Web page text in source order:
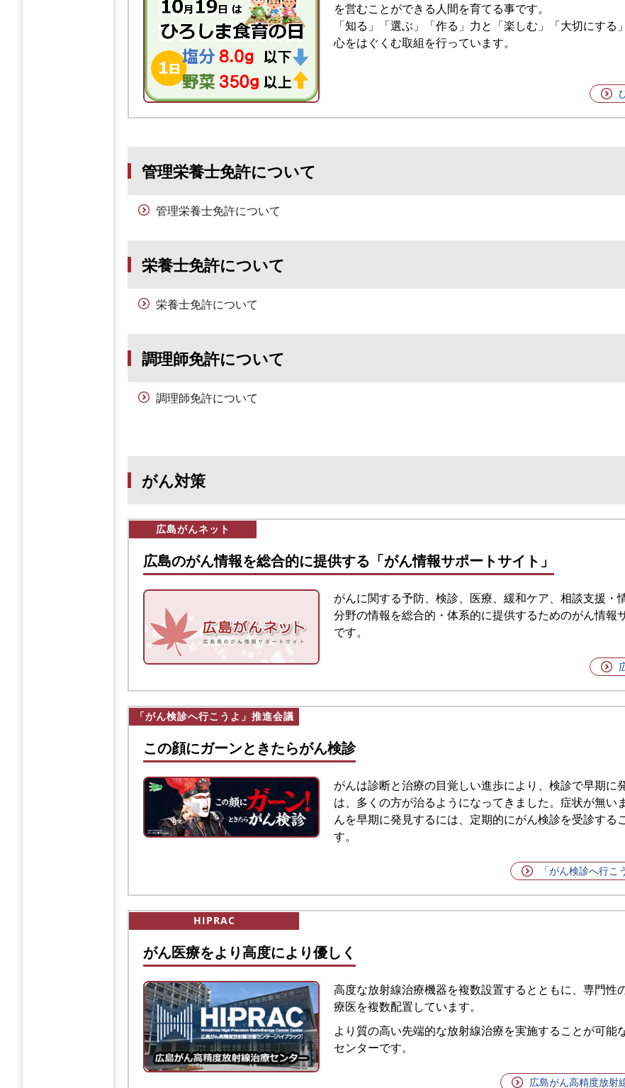
を営むことができる人間を育てる事です。
「知る」「選ぶ」「作る」力と「楽しむ」「大切にする
心をはぐくむ取組を行っています。
管理栄養士免許について
管理栄養士免許について
栄養士免許について
栄養士免許について
調理師免許について
調理師免許について
がん対策
広島がんネット
広島のがん情報を総合的に提供する「がん情報サポートサイト」
がんに関する予防、検診、医療、緩和ケア、相談支援・
分野の情報を総合的・体系的に提供するためのがん情報
です。
「がん検診へ行こうよ」推進会議
この顔にガーンときたらがん検診
がんは診断と治療の目覚しい進歩により、検診で早期に
は、多くの方が治るようになってきました。症状が無い
んを早期に発見するには、定期的にがん検診を受診する
す。
「がん検診へ行
HIPRAC
がん医療をより高度により優しく
高度な放射線治療機器を複数設置するとともに、専門性
療医を複数配置しています。
より質の高い先端的な放射線治療を実施することが可能
センターです。
広島がん高精度放射